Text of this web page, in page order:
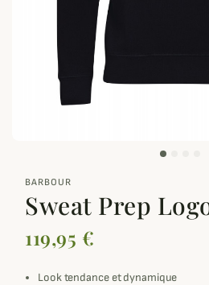
BARBOUR
Sweat Prep
119,95 €
Look tendance et dynamique